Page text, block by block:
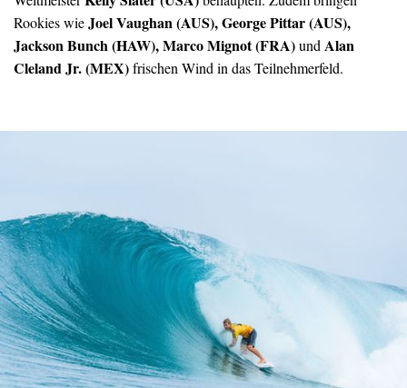
Rookies wieJoel Vaughan (AUS), George Pittar (AUS),
Jackson Bunch (HAW), Marco Mignot (FRA)undAlan
Cleland Jr. (MEX)frischen Wind in das Teilnehmerfeld.